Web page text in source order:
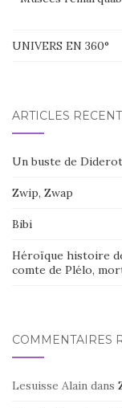
UNIVERS EN 360°
ARTICLES
Un buste de
Zwip, Zwap
Bibi
Héroïque histoire
comte de Plélo,
COMMENTAIRES
Lesuisse Alain dans